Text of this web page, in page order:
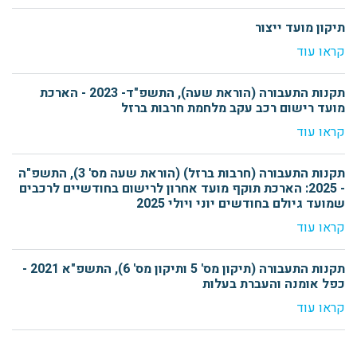
תיקון מועד ייצור
קראו עוד
תקנות התעבורה (הוראת שעה), התשפ"ד- 2023 - הארכת
מועד רישום רכב עקב מלחמת חרבות ברזל
קראו עוד
תקנות התעבורה (חרבות ברזל) (הוראת שעה מס' 3), התשפ"ה
- 2025: הארכת תוקף מועד אחרון לרישום בחודשיים לרכבים
שמועד גיולם בחודשים יוני ויולי 2025
קראו עוד
תקנות התעבורה (תיקון מס' 5 ותיקון מס' 6), התשפ"א 2021 -
כפל אומנה והעברת בעלות
קראו עוד